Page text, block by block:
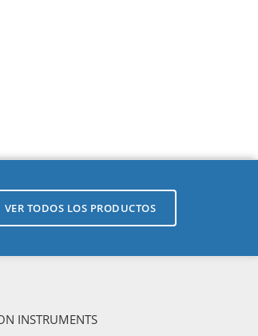
VER TODOS LOS PRODUCTOS
INSTRUMENTS